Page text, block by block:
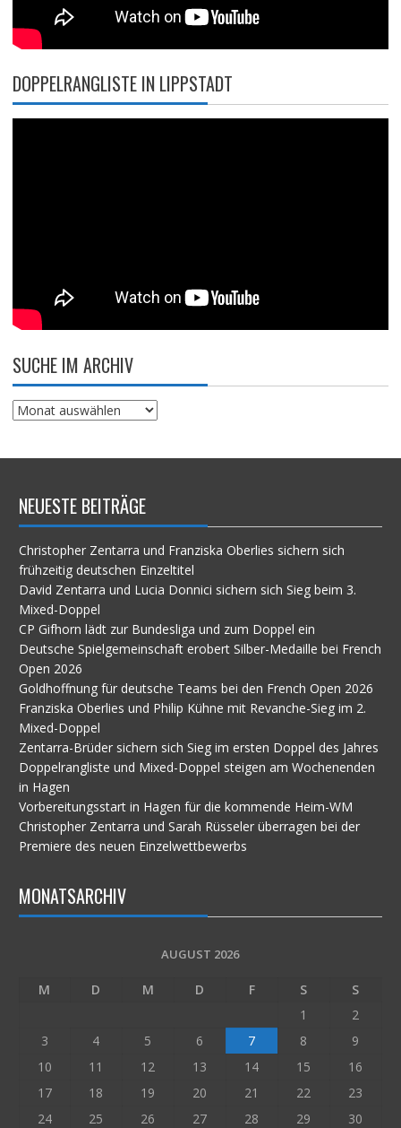
DOPPELRANGLISTE IN LIPPSTADT
SUCHE IM ARCHIV
Suche
NEUESTE BEITRÄGE
Christopher Zentarra und Franziska Oberlies sichern sich
frühzeitig deutschen Einzeltitel
David Zentarra und Lucia Donnici sichern sich Sieg beim 3.
Mixed-Doppel
CP Gifhorn lädt zur Bundesliga und zum Doppel ein
Deutsche Spielgemeinschaft erobert Silber-Medaille bei French
Open 2026
Goldhoffnung für deutsche Teams bei den French Open 2026
Franziska Oberlies und Philip Kühne mit Revanche-Sieg im 2.
Mixed-Doppel
Zentarra-Brüder sichern sich Sieg im ersten Doppel des Jahres
Doppelrangliste und Mixed-Doppel steigen am Wochenenden
in Hagen
Vorbereitungsstart in Hagen für die kommende Heim-WM
Christopher Zentarra und Sarah Rüsseler überragen bei der
Premiere des neuen Einzelwettbewerbs
MONATSARCHIV
AUGUST 2026
M D M D F S
S
1
2
3
4 5 6 7 8
9
10
11 12 13 14 15
16
17
18 19 20 21 22
23
24
25 26 27 28 29 30